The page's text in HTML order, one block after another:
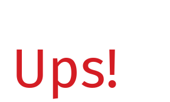
Ups!